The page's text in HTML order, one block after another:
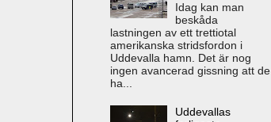
Idag kan man
beskåda
lastningen av ett trettiotal
amerikanska stridsfordon i
Uddevalla hamn. Det är nog
ingen avancerad gissning att de
ha...
Uddevallas